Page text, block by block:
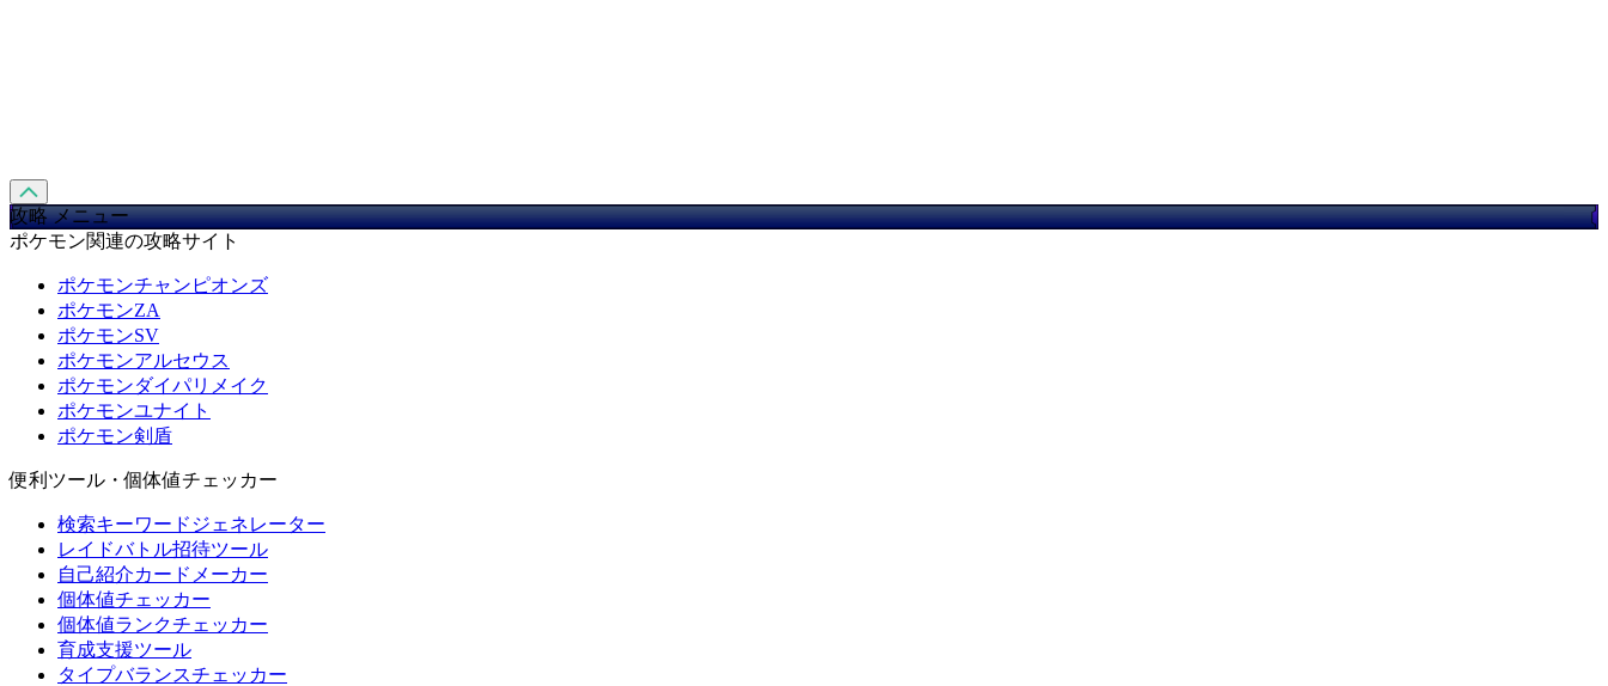
攻略 メニュー
ポケモン関連の攻略サイト
ポケモンチャンピオンズ
ポケモンZA
ポケモンSV
ポケモンアルセウス
ポケモンダイパリメイク
ポケモンユナイト
ポケモン剣盾
便利ツール・個体値チェッカー
検索キーワードジェネレーター
レイドバトル招待ツール
自己紹介カードメーカー
個体値チェッカー
個体値ランクチェッカー
育成支援ツール
タイプバランスチェッカー